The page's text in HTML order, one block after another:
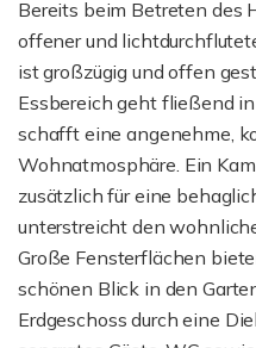
Bereits beim Betreten des
offener und
ist großzügig und offen
Essbereich geht fließend
schafft eine angenehme,
Wohnatmosphäre. Ein
zusätzlich für eine
unterstreicht den
Große Fensterflächen
schönen Blick in den
Erdgeschoss durch eine